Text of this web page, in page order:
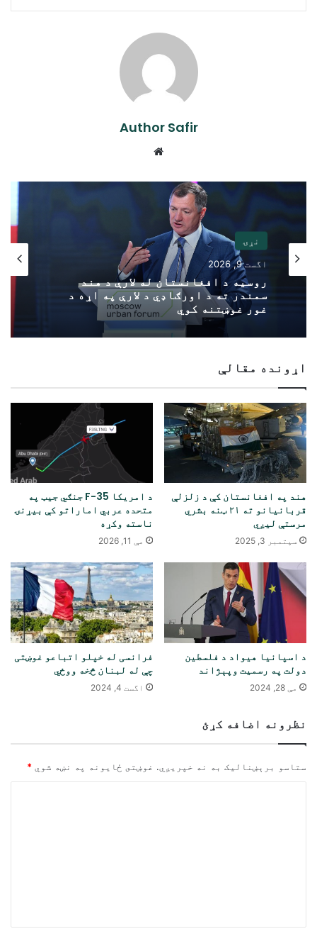
Author Safir
نړۍ
اگست 9, 2026
روسیه د افغانستان له لارې د هند
سمندر ته د اورګاډي د لارې په اړه د
غور غوښتنه کوي
اړونده مقالې
هند په افغانستان کې د زلزلې
قربانیانو ته ۲۱ ټنه بشري
مرستې لیږي
سپتمبر 3, 2025
د امریکا F-35 جنګي جیټ په
متحده عربي اماراتو کې بیړنۍ
ناسته وکړه
مې 11, 2026
د اسپانیا هیواد د فلسطین
دولت په رسمیت وپېژاند
مې 28, 2024
فرانسی له خپلو اتباعو غوښتی
چې له لبنان څخه ووځي
اگست 4, 2024
نظرونه اضافه کړئ
ستاسو برېښناليک به نه خپريږي. غوښتى ځایونه په نښه شوي *